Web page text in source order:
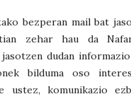
bezperan mail bat
zehar hau da
dudan informazio
bilduma oso
ustez, komunikazio